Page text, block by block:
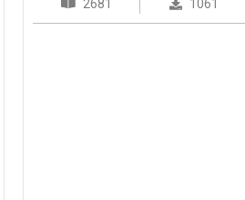
2681 1061